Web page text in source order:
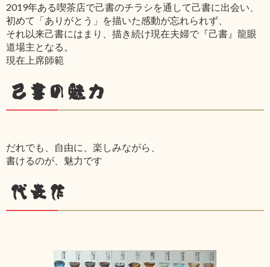
2019年ある喫茶店で己書のチラシを通して己書に出会い、
初めて「ありがとう」を描いた感動が忘れられず、
それ以来己書にはまり、描き続け現在夫婦で『己書』龍眼
道場主となる。
現在上席師範
己書の魅力
だれでも、自由に、楽しみながら、
書けるのが、魅力です
代表作